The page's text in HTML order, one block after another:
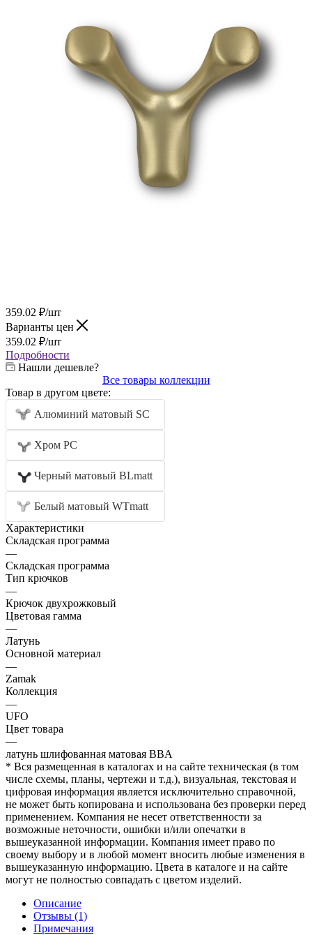
359.02 ₽/шт
Варианты цен
359.02 ₽/шт
Подробности
Нашли дешевле?
Все товары коллекции
Товар в другом цвете:
Алюминий матовый SC
Хром PC
Черный матовый BLmatt
Белый матовый WTmatt
Характеристики
Складская программа
—
Складская программа
Тип крючков
—
Крючок двухрожковый
Цветовая гамма
—
Латунь
Основной материал
—
Zamak
Коллекция
—
UFO
Цвет товара
—
латунь шлифованная матовая BBA
* Вся размещенная в каталогах и на сайте техническая (в том
числе схемы, планы, чертежи и т.д.), визуальная, текстовая и
цифровая информация является исключительно справочной,
не может быть копирована и использована без проверки перед
применением. Компания не несет ответственности за
возможные неточности, ошибки и/или опечатки в
вышеуказанной информации. Компания имеет право по
своему выбору и в любой момент вносить любые изменения в
вышеуказанную информацию. Цвета в каталоге и на сайте
могут не полностью совпадать с цветом изделий.
Описание
Отзывы (1)
Примечания